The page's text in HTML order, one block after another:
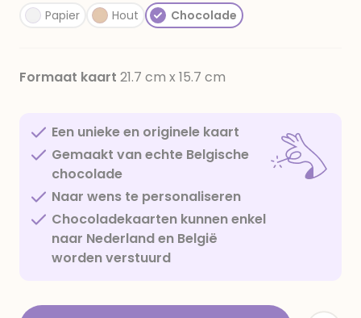
Papier Hout Chocolade
Formaat kaart 21.7 cm x 15.7 cm
Een unieke en originele kaart
Gemaakt van echte Belgische
chocolade
Naar wens te personaliseren
Chocoladekaarten kunnen enkel
naar Nederland en België
worden verstuurd